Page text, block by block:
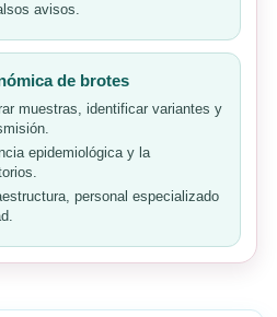
avisos.
de brotes
muestras, identificar variantes y
epidemiológica y la
personal especializado